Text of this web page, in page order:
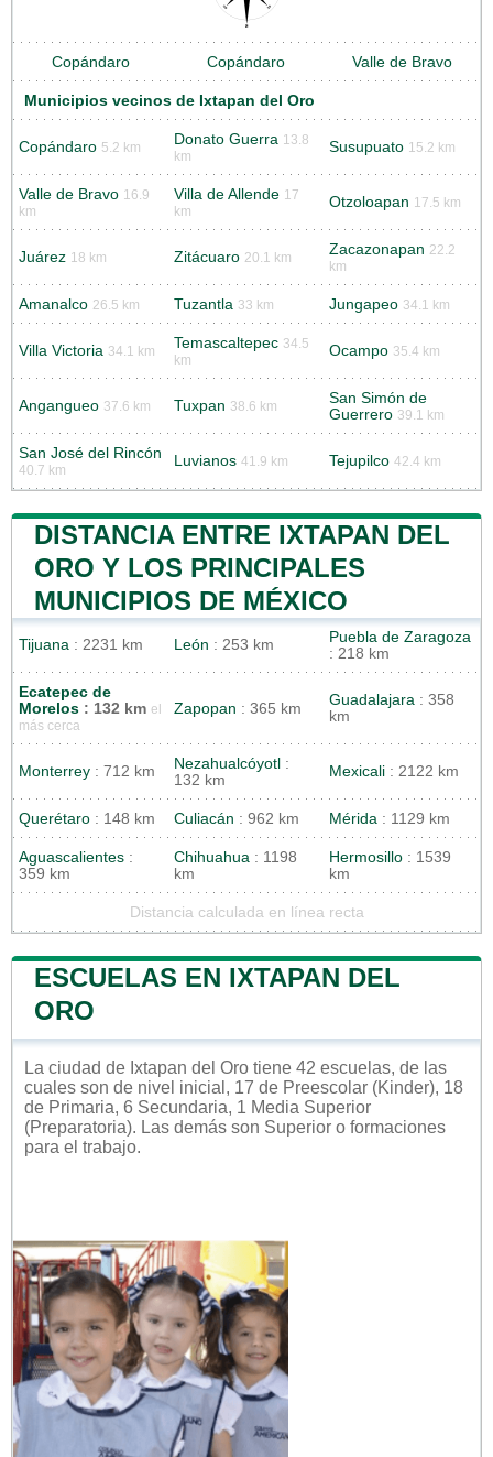
Copándaro Copándaro Valle de Bravo
Municipios vecinos de Ixtapan del Oro
Copándaro 5.2 km Donato Guerra 13.8
km
Susupuato 15.2 km
Valle de Bravo 16.9
km
Villa de Allende 17
km
Otzoloapan 17.5 km
Juárez 18 km Zitácuaro 20.1 km Zacazonapan 22.2
km
Amanalco 26.5 km Tuzantla 33 km Jungapeo 34.1 km
Villa Victoria 34.1 km Temascaltepec 34.5
km
Ocampo 35.4 km
Angangueo 37.6 km Tuxpan 38.6 km
San Simón de
Guerrero 39.1 km
San José del Rincón
40.7 km
Luvianos 41.9 km Tejupilco 42.4 km
DISTANCIA ENTRE IXTAPAN DEL
ORO Y LOS PRINCIPALES
MUNICIPIOS DE MÉXICO
Tijuana : 2231 km León : 253 km
Puebla de Zaragoza
: 218 km
Ecatepec de
Morelos : 132 km el
más cerca
Zapopan : 365 km
Guadalajara : 358
km
Monterrey : 712 km Nezahualcóyotl :
132 km
Mexicali : 2122 km
Querétaro : 148 km Culiacán : 962 km Mérida : 1129 km
Aguascalientes :
359 km
Chihuahua : 1198
km
Hermosillo : 1539
km
Distancia calculada en línea recta
ESCUELAS EN IXTAPAN DEL
ORO
La ciudad de Ixtapan del Oro tiene 42 escuelas, de las
cuales son de nivel inicial, 17 de Preescolar (Kinder), 18
de Primaria, 6 Secundaria, 1 Media Superior
(Preparatoria). Las demás son Superior o formaciones
para el trabajo.